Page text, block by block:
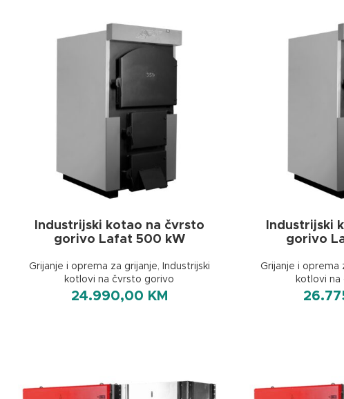
Industrijski kotao na čvrsto
gorivo Lafat 500 kW
Grijanje i oprema za grijanje, Industrijski
kotlovi na čvrsto gorivo
24.990,00 KM
Industrijski
gorivo
Grijanje i oprema
kotlovi